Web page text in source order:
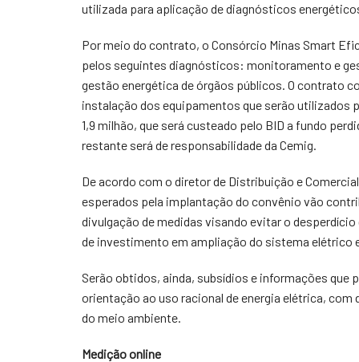
utilizada para aplicação de diagnósticos
Por meio do contrato, o Consórcio Minas Smart
pelos seguintes diagnósticos: monitoramento e
gestão energética de órgãos públicos. O contrato
instalação dos equipamentos que serão utilizados
1,9 milhão, que será custeado pelo BID a fundo
restante será de responsabilidade da Cemig.
De acordo com o diretor de Distribuição e
esperados pela implantação do convênio vão
divulgação de medidas visando evitar o
de investimento em ampliação do sistema elétrico
Serão obtidos, ainda, subsídios e informações que
orientação ao uso racional de energia elétrica,
do meio ambiente.
Medição online